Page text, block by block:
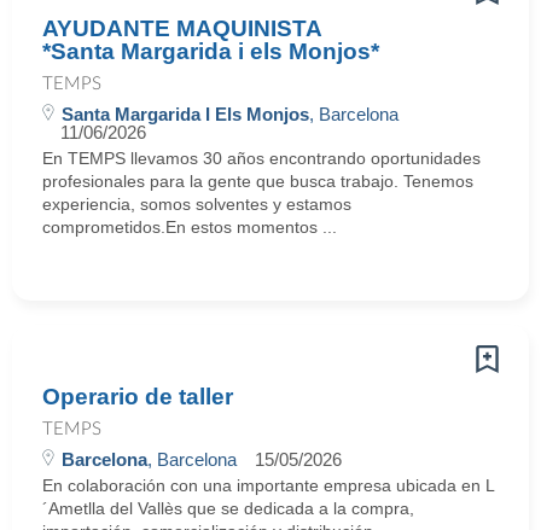
AYUDANTE MAQUINISTA
*Santa Margarida i els Monjos*
TEMPS
Santa Margarida I Els Monjos, Barcelona
11/06/2026
En TEMPS llevamos 30 años encontrando oportunidades
profesionales para la gente que busca trabajo. Tenemos
experiencia, somos solventes y estamos
comprometidos.En estos momentos ...
Operario de taller
TEMPS
Barcelona, Barcelona 15/05/2026
En colaboración con una importante empresa ubicada en L
´Ametlla del Vallès que se dedicada a la compra,